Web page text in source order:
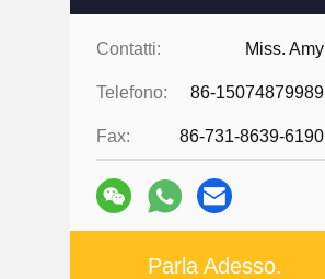
Contatti: Miss. Amy
Telefono: 86-15074879989
Fax: 86-731-8639-6190
Parla Adesso.